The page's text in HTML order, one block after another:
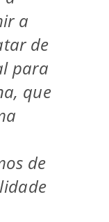
a
de
para
que
de